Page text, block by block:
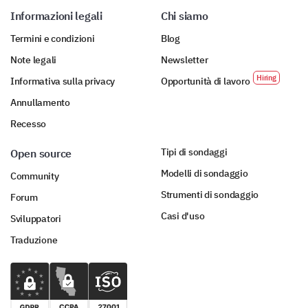
Informazioni legali
Termini e condizioni
Note legali
Informativa sulla privacy
Annullamento
Recesso
Chi siamo
Blog
Newsletter
Opportunità di lavoro
Open source
Community
Forum
Sviluppatori
Traduzione
Tipi di sondaggi
Modelli di sondaggio
Strumenti di sondaggio
Casi d'uso